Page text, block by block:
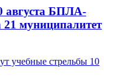
августа БПЛА-
21 муниципалитет